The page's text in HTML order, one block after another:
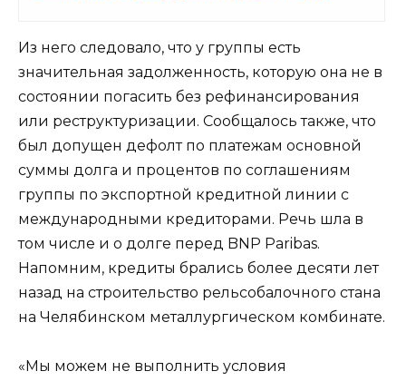
Из него следовало, что у группы есть
значительная задолженность, которую она не в
состоянии погасить без рефинансирования
или реструктуризации. Сообщалось также, что
был допущен дефолт по платежам основной
суммы долга и процентов по соглашениям
группы по экспортной кредитной линии с
международными кредиторами. Речь шла в
том числе и о долге перед BNP Paribas.
Напомним, кредиты брались более десяти лет
назад на строительство рельсобалочного стана
на Челябинском металлургическом комбинате.
«Мы можем не выполнить условия